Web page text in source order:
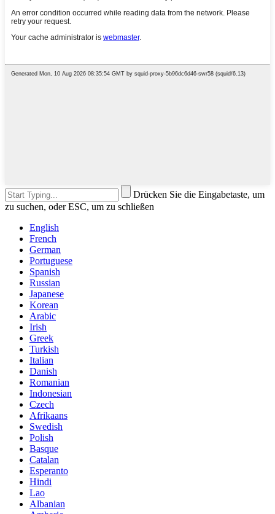
Drücken Sie die Eingabetaste, um
zu suchen, oder ESC, um zu schließen
English
French
German
Portuguese
Spanish
Russian
Japanese
Korean
Arabic
Irish
Greek
Turkish
Italian
Danish
Romanian
Indonesian
Czech
Afrikaans
Swedish
Polish
Basque
Catalan
Esperanto
Hindi
Lao
Albanian